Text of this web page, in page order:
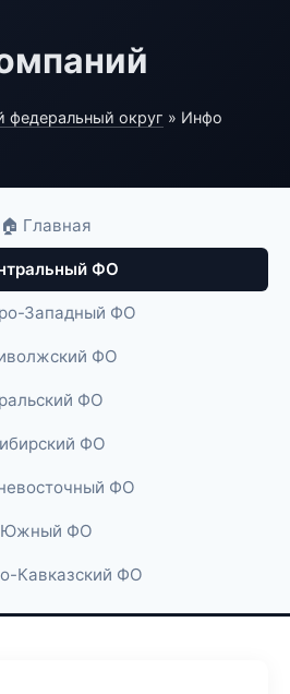
федеральный округ » Инфо
🏠 Главная
ФО
Западный ФО
ФО
ФО
ФО
ФО
Южный ФО
Кавказский ФО